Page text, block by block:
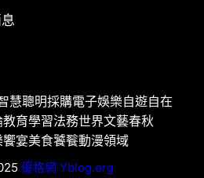
慧聰明採購電子娛樂自遊自在
教育學習法務世界文藝春秋
宴美食饕餮動漫領域
優格網 Yblog.org